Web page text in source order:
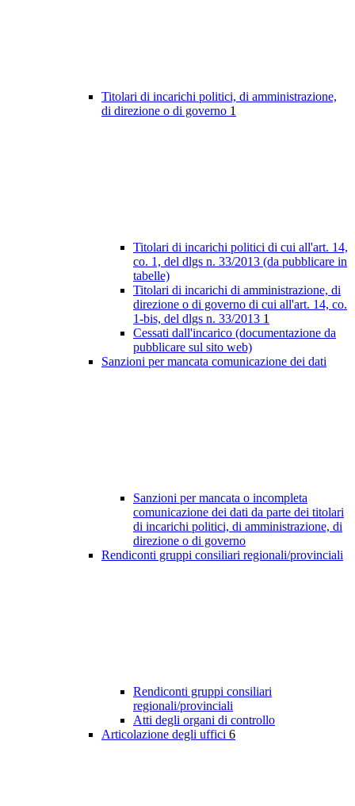
Titolari di incarichi politici, di amministrazione,
di direzione o di governo 1
Titolari di incarichi politici di cui all'art. 14,
co. 1, del dlgs n. 33/2013 (da pubblicare in
tabelle)
Titolari di incarichi di amministrazione, di
direzione o di governo di cui all'art. 14, co.
1-bis, del dlgs n. 33/2013 1
Cessati dall'incarico (documentazione da
pubblicare sul sito web)
Sanzioni per mancata comunicazione dei dati
Sanzioni per mancata o incompleta
comunicazione dei dati da parte dei titolari
di incarichi politici, di amministrazione, di
direzione o di governo
Rendiconti gruppi consiliari regionali/provinciali
Rendiconti gruppi consiliari
regionali/provinciali
Atti degli organi di controllo
Articolazione degli uffici 6